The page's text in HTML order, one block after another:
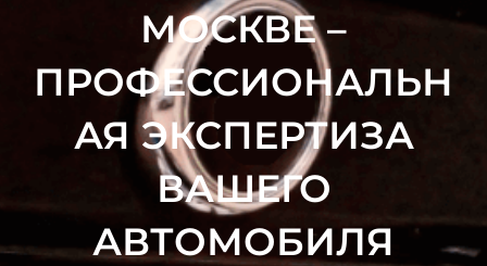
МОСКВЕ –
ПРОФЕССИОНАЛЬН
АЯ ЭКСПЕРТИЗА
ВАШЕГО
АВТОМОБИЛЯ